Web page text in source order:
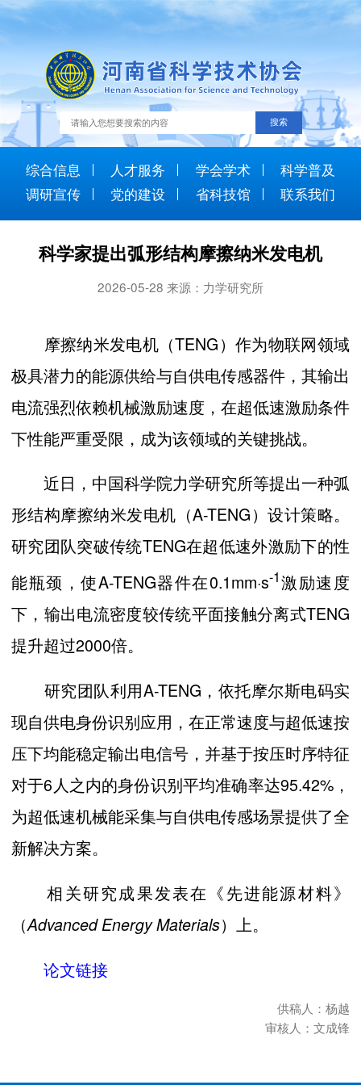
综合信息 人才服务 学会学术
科学普及
调研宣传
党的建设 省科技馆 联系我们
科学家提出弧形结构摩擦纳米发电机
2026-05-28 来源：力学研究所
摩擦纳米发电机（TENG）作为物联网领域
极具潜力的能源供给与自供电传感器件，其输出
电流强烈依赖机械激励速度，在超低速激励条件
下性能严重受限，成为该领域的关键挑战。
近日，中国科学院力学研究所等提出一种弧
形结构摩擦纳米发电机（A-TENG）设计策略。
研究团队突破传统TENG在超低速外激励下的性
能瓶颈，使A-TENG器件在0.1mm·s-1激励速度
下，输出电流密度较传统平面接触分离式TENG
提升超过2000倍。
研究团队利用A-TENG，依托摩尔斯电码实
现自供电身份识别应用，在正常速度与超低速按
压下均能稳定输出电信号，并基于按压时序特征
对于6人之内的身份识别平均准确率达95.42%，
为超低速机械能采集与自供电传感场景提供了全
新解决方案。
相关研究成果发表在《先进能源材料》
（Advanced Energy Materials）上。
论文链接
供稿人：杨越
审核人：文成锋